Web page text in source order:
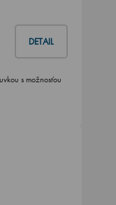
DETAIL
s možnosťou